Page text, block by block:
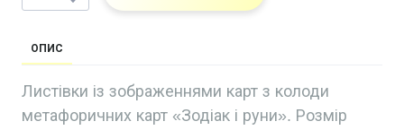
ОПИС
Листівки із зображеннями карт з колоди
метафоричних карт «Зодіак і руни». Розмір